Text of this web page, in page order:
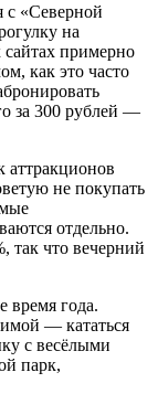
с «Северной
на
примерно
как это часто
за 300 рублей —
аттракционов
не покупать
отдельно.
так что вечерний
время года.
— кататься
с весёлыми
парк,